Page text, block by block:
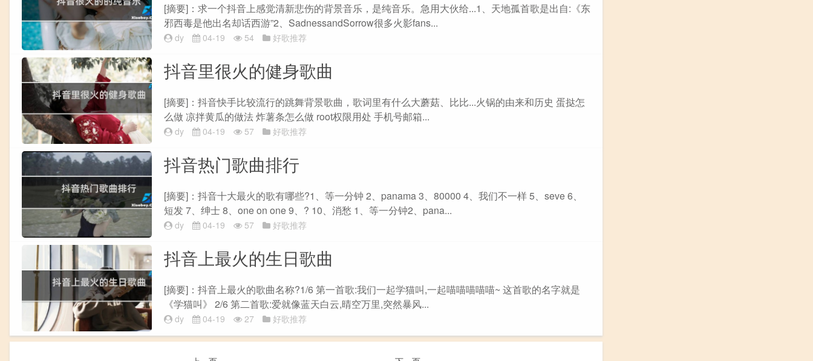
[摘要]：求一个抖音上感觉清新悲伤的背景音乐，是纯音乐。急用大伙给...1、天地孤首歌是出自:《东
邪西毒是他出名却话西游”2、SadnessandSorrow很多火影fans...
dy 04-19 54 好歌推荐
抖音里很火的健身歌曲
[摘要]：抖音快手比较流行的跳舞背景歌曲，歌词里有什么大蘑菇、比比...火锅的由来和历史 蛋挞怎
么做 凉拌黄瓜的做法 炸薯条怎么做 root权限用处 手机号邮箱...
dy 04-19 57 好歌推荐
抖音热门歌曲排行
[摘要]：抖音十大最火的歌有哪些?1、等一分钟 2、panama 3、80000 4、我们不一样 5、seve 6、
短发 7、绅士 8、one on one 9、? 10、消愁 1、等一分钟2、pana...
dy 04-19 57 好歌推荐
抖音上最火的生日歌曲
[摘要]：抖音上最火的歌曲名称?1/6 第一首歌:我们一起学猫叫,一起喵喵喵喵喵~ 这首歌的名字就是
《学猫叫》 2/6 第二首歌:爱就像蓝天白云,晴空万里,突然暴风...
dy 04-19 27 好歌推荐